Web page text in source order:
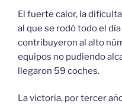
El fuerte calor, la
al que se rodó todo el
contribuyeron al alto
equipos no pudiendo
llegaron 59 coches.
La victoria, por tercer